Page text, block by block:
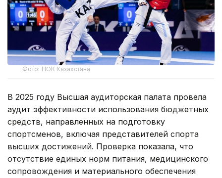
Фото: НОК Казахстана
В 2025 году Высшая аудиторская палата провела
аудит эффективности использования бюджетных
средств, направленных на подготовку
спортсменов, включая представителей спорта
высших достижений. Проверка показала, что
отсутствие единых норм питания, медицинского
сопровождения и материального обеспечения